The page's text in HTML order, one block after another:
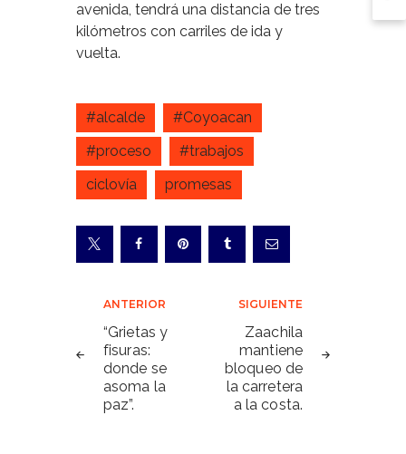
avenida, tendrá una distancia de tres
kilómetros con carriles de ida y
vuelta.
#alcalde
#Coyoacan
#proceso
#trabajos
ciclovía
promesas
Navegación
de
entradas
ANTERIOR
“Grietas y
fisuras:
donde se
asoma la
paz”.
SIGUIENTE
Zaachila
mantiene
bloqueo de
la carretera
a la costa.